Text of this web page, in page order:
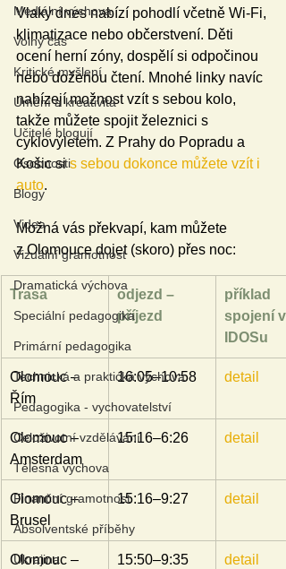
Mediální výchova
Volný čas
Kritické myšlení
Umění a kreativita
Učitelé blogují
Osobnosti
Blogy
Videa
Vizuální gramotnost
Dramatická výchova
Speciální pedagogika
Primární pedagogika
Technická a praktická výchova
Pedagogika - vychovatelství
Celoživotní vzdělávání
Tělesná výchova
Finanční gramotnost
Absolventské příběhy
Ukrajina
Vlaky dnes nabízí pohodlí včetně Wi-Fi,
klimatizace nebo občerstvení. Děti
ocení herní zóny, dospělí si odpočinou
nebo doženou čtení. Mnohé linky navíc
nabízejí možnost vzít s sebou kolo,
takže můžete spojit železnici s
cyklovýletem. Z Prahy do Popradu a
Košic si s sebou dokonce můžete vzít i
auto.
Možná vás překvapí, kam můžete
z Olomouce dojet (skoro) přes noc:
Trasa
odjezd –
příjezd
příklad
spojení v
IDOSu
Olomouc –
Řím
16:05–10:58 detail
Olomouc –
Amsterdam
15:16–6:26 detail
Olomouc –
Brusel
15:16–9:27 detail
Olomouc – 15:50–9:35 detail